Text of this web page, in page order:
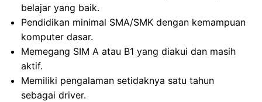
belajar yang baik.
Pendidikan minimal SMA/SMK dengan kemampuan
komputer dasar.
Memegang SIM A atau B1 yang diakui dan masih
aktif.
Memiliki pengalaman setidaknya satu tahun
sebagai driver.